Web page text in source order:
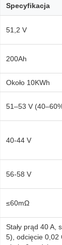
Specyfikacja
51,2 V
200Ah
Około 10KWh
51–53 V
40-44 V
56-58 V
≤60mΩ
Stały prąd 40 A,
5), odcięcie 0,02